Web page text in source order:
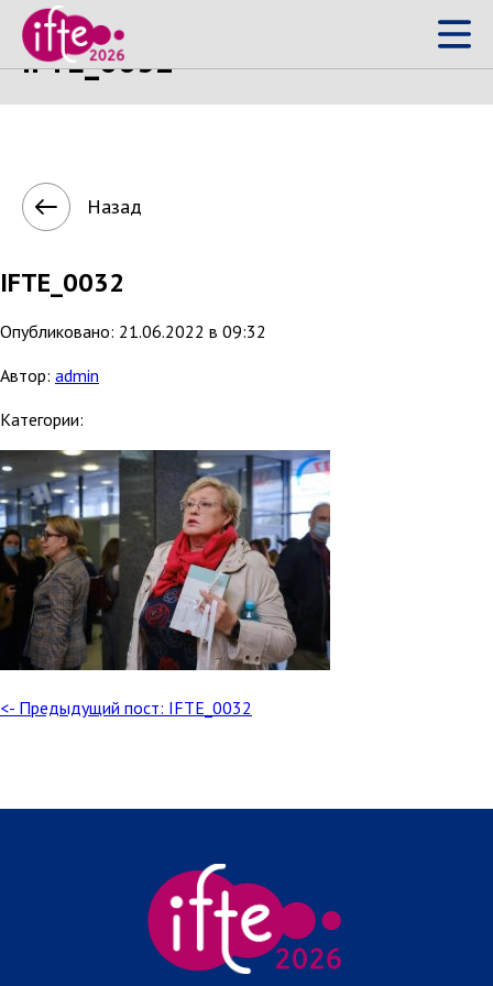
IFTE_0032
Назад
IFTE_0032
Опубликовано: 21.06.2022 в 09:32
Автор: admin
Категории:
<- Предыдущий пост: IFTE_0032